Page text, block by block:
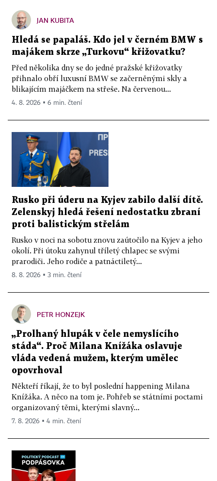
JAN KUBITA
Hledá se papaláš. Kdo jel v černém BMW s
majákem skrze „Turkovu“ křižovatku?
Před několika dny se do jedné pražské křižovatky
přihnalo obří luxusní BMW se začerněnými skly a
blikajícím majáčkem na střeše. Na červenou...
4. 8. 2026 ▪ 6 min. čtení
Rusko při úderu na Kyjev zabilo další dítě.
Zelenskyj hledá řešení nedostatku zbraní
proti balistickým střelám
Rusko v noci na sobotu znovu zaútočilo na Kyjev a jeho
okolí. Při útoku zahynul tříletý chlapec se svými
prarodiči. Jeho rodiče a patnáctiletý...
8. 8. 2026 ▪ 3 min. čtení
PETR HONZEJK
„Prolhaný hlupák v čele nemyslícího
stáda“. Proč Milana Knížáka oslavuje
vláda vedená mužem, kterým umělec
opovrhoval
Někteří říkají, že to byl poslední happening Milana
Knížáka. A něco na tom je. Pohřeb se státními poctami
organizovaný těmi, kterými slavný...
7. 8. 2026 ▪ 4 min. čtení